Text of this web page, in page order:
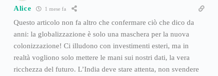
Alice 1 mese fa
Questo articolo non fa altro che confermare ciò che dico da
anni: la globalizzazione è solo una maschera per la nuova
colonizzazione! Ci illudono con investimenti esteri, ma in
realtà vogliono solo mettere le mani sui nostri dati, la vera
ricchezza del futuro. L’India deve stare attenta, non svendere